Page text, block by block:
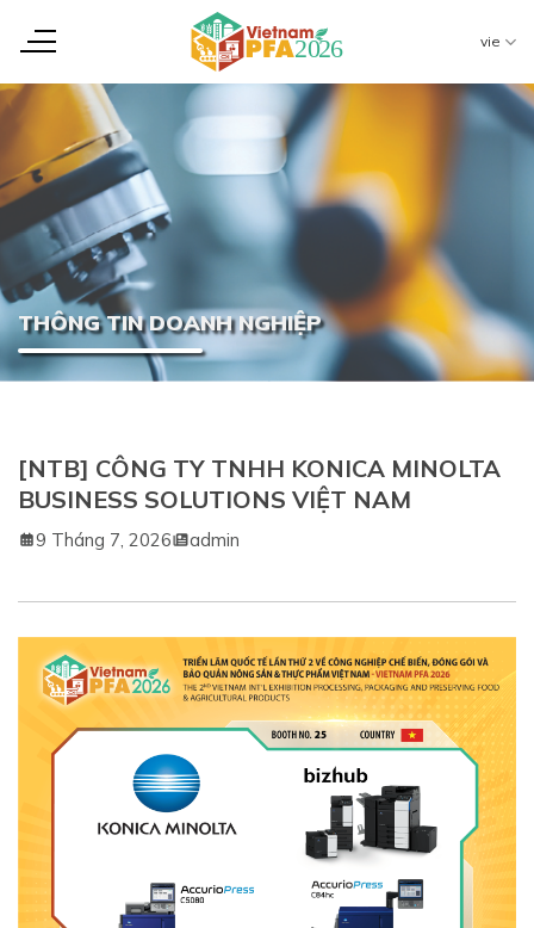
đến
dung
vie
THÔNG TIN DOANH NGHIỆP
[NTB] CÔNG TY TNHH KONICA MINOLTA
BUSINESS SOLUTIONS VIỆT NAM
9 Tháng 7, 2026 admin